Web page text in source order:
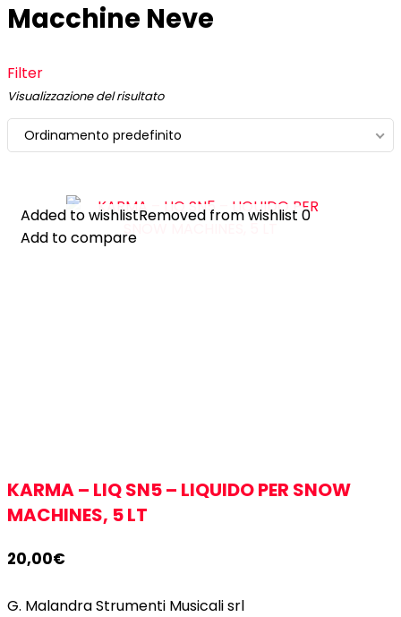
Macchine Neve
Filter
Visualizzazione del risultato
Ordinamento predefinito
Added to wishlistRemoved from wishlist 0
Add to compare
KARMA – LIQ SN5 – LIQUIDO PER SNOW
MACHINES, 5 LT
Added to wishlistRemoved from wishlist 0
Add to compare
20,00€
G. Malandra Strumenti Musicali srl